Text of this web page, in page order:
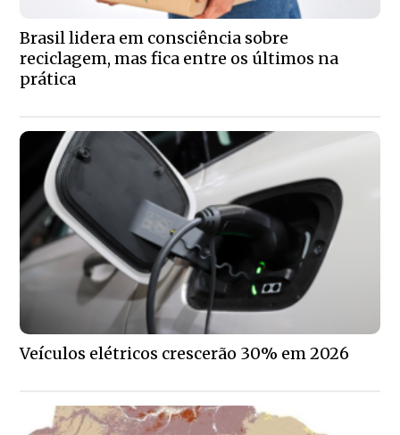
Brasil lidera em consciência sobre
reciclagem, mas fica entre os últimos na
prática
Veículos elétricos crescerão 30% em 2026